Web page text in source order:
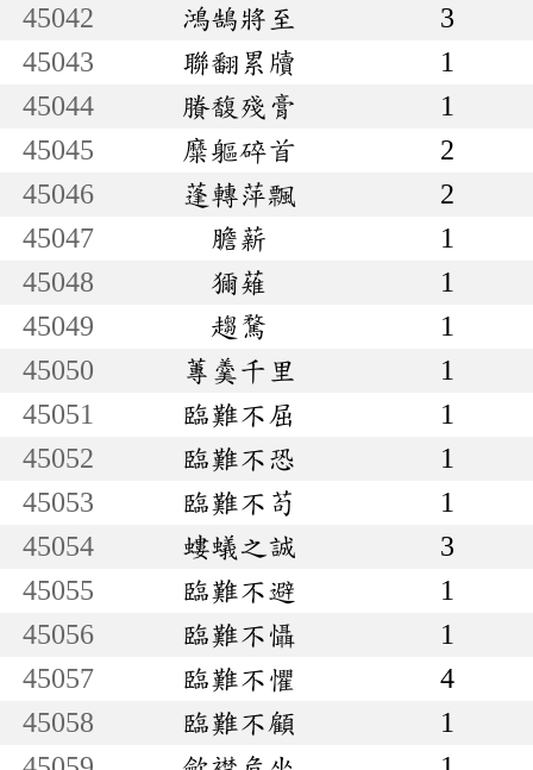
45042
鴻鵠將至
3
45043
聯翻累牘
1
45044
賸馥殘膏
1
45045
糜軀碎首
2
45046
蓬轉萍飄
2
45047
膽薪
1
45048
獮薙
1
45049
趨騖
1
45050
蓴羹千里
1
45051
臨難不屈
1
45052
臨難不恐
1
45053
臨難不苟
1
45054
螻蟻之誠
3
45055
臨難不避
1
45056
臨難不懾
1
45057
臨難不懼
4
45058
臨難不顧
1